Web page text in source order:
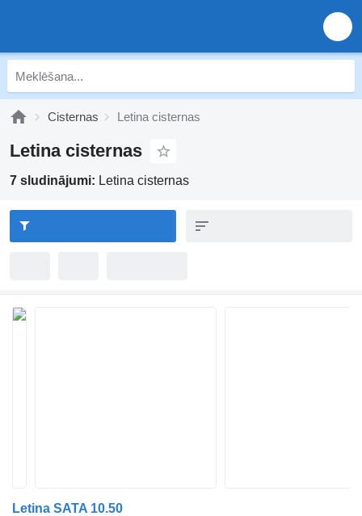
Cisternas Letina cisternas
Letina cisternas
7 sludinājumi: Letina cisternas
Letina SATA 10.50